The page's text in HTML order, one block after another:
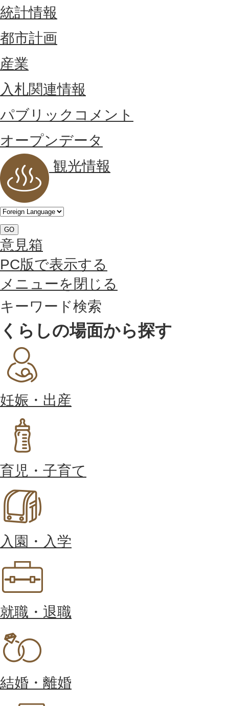
統計情報
都市計画
産業
入札関連情報
パブリックコメント
オープンデータ
観光情報
GO
意見箱
PC版で表示する
メニューを閉じる
キーワード検索
くらしの場面から探す
妊娠・出産
育児・子育て
入園・入学
就職・退職
結婚・離婚